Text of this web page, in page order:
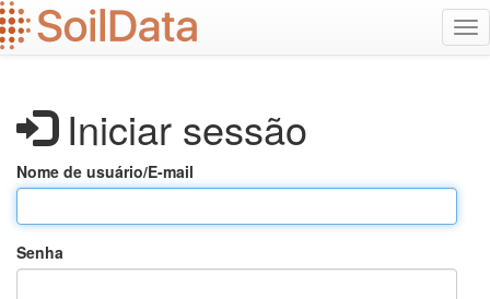
Ir
para
o
Iniciar sessão
Nome de usuário/E-mail
Senha